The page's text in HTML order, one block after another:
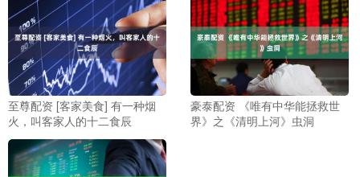
至尊配资 [客家美食] 有一种烟
火，叫客家人的十二食辰
豪泰配资 《唯有中华能拯救世
界》之《清明上河》虫洞